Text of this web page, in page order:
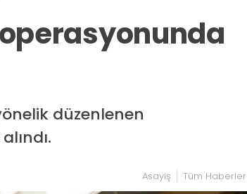
düzenlenen
Asayiş Tüm Haberler